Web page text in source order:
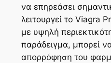
να επηρεάσει
λειτουργεί το Viagra
με υψηλή
παράδειγμα, μπορεί
απορρόφηση του